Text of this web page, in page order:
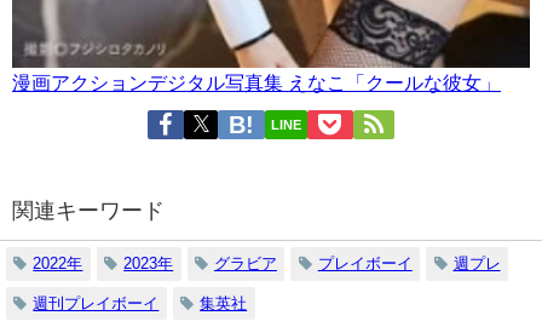
漫画アクションデジタル写真集 えなこ「クールな彼女」
LINE
関連キーワード
2022年 2023年 グラビア プレイボーイ 週プレ
週刊プレイボーイ 集英社